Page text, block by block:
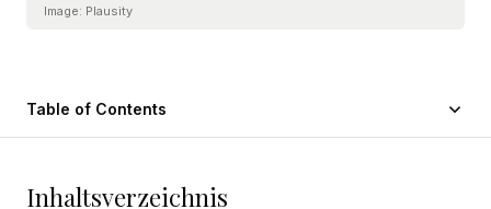
Image: Plausity
Table of Contents
Inhaltsverzeichnis